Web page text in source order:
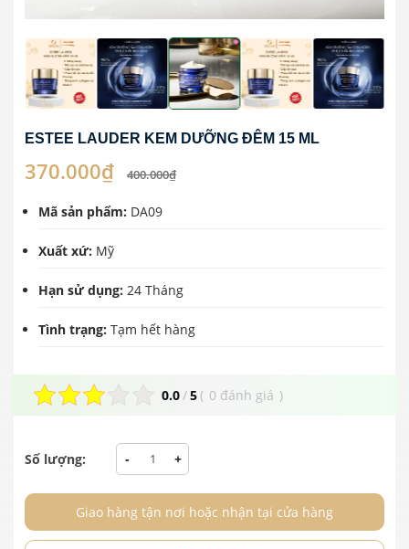
ESTEE LAUDER KEM DƯỠNG ĐÊM 15 ML
370.000₫ 400.000₫
Mã sản phẩm: DA09
Xuất xứ: Mỹ
Hạn sử dụng: 24 Tháng
Tình trạng: Tạm hết hàng
0.0 /5( 0 đánh giá )
Số lượng: - +
Giao hàng tận nơi hoặc nhận tại cửa hàng